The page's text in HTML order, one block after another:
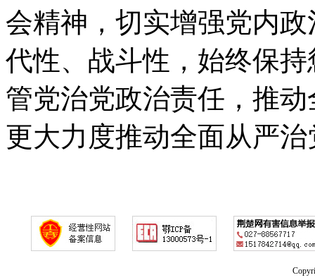
会精神，切实增强党内
代性、战斗性，始终保
管党治党政治责任，推
更大力度推动全面从严